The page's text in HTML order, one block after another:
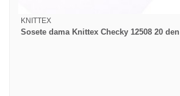
KNITTEX
Sosete dama Knittex Checky 12508 20 den